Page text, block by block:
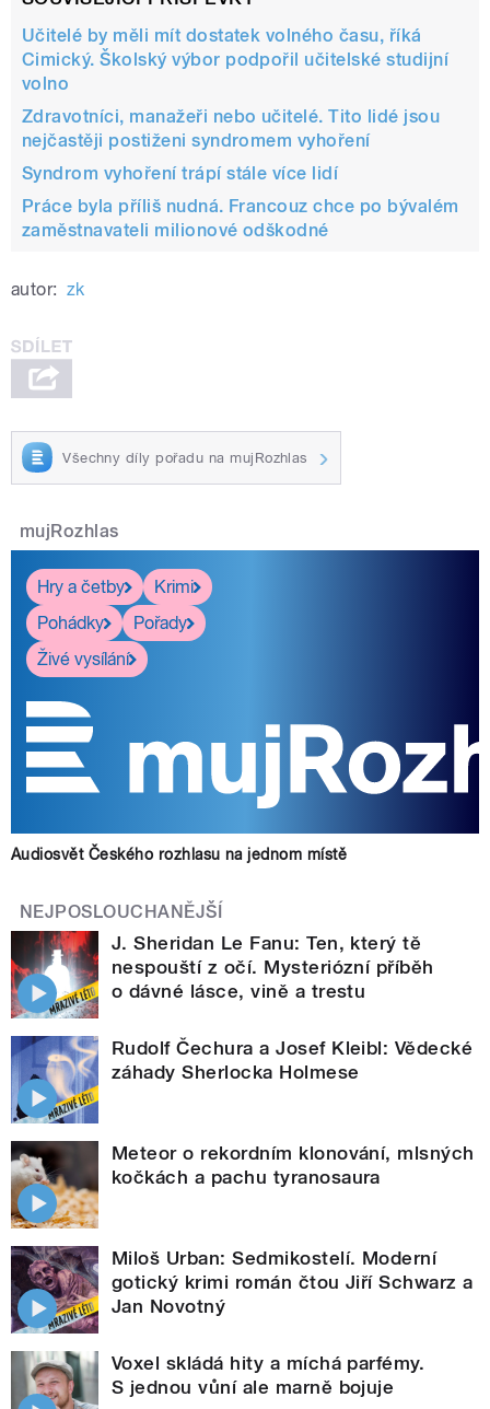
Učitelé by měli mít dostatek volného času, říká
Cimický. Školský výbor podpořil učitelské studijní
volno
Zdravotníci, manažeři nebo učitelé. Tito lidé jsou
nejčastěji postiženi syndromem vyhoření
Syndrom vyhoření trápí stále více lidí
Práce byla příliš nudná. Francouz chce po bývalém
zaměstnavateli milionové odškodné
autor: zk
Všechny díly pořadu na mujRozhlas
mujRozhlas
Hry a četby
Krimi
Pohádky
Pořady
Živé vysílání
Audiosvět Českého rozhlasu na jednom místě
NEJPOSLOUCHANĚJŠÍ
J. Sheridan Le Fanu: Ten, který tě
nespouští z očí. Mysteriózní příběh
o dávné lásce, vině a trestu
Rudolf Čechura a Josef Kleibl: Vědecké
záhady Sherlocka Holmese
Meteor o rekordním klonování, mlsných
kočkách a pachu tyranosaura
Miloš Urban: Sedmikostelí. Moderní
gotický krimi román čtou Jiří Schwarz a
Jan Novotný
Voxel skládá hity a míchá parfémy.
S jednou vůní ale marně bojuje